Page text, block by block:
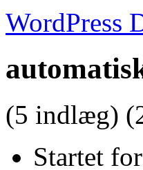
WordPress
(5 indlæg)
Startet